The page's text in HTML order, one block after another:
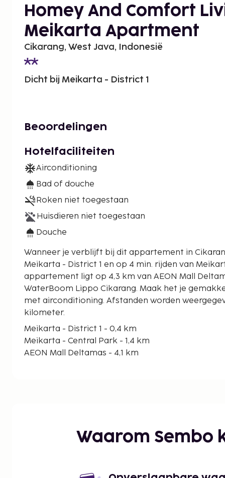
Homey And Comfort
Meikarta Apartment
Cikarang, West Java, Indonesië
Dicht bij Meikarta - District 1
Beoordelingen
Hotelfaciliteiten
Airconditioning
Bad of douche
Roken niet toegestaan
Huisdieren niet toegestaan
Douche
Wanneer je verblijft bij dit appartement in
Meikarta - District 1 en op 4 min. rijden van Meikarta
appartement ligt op 4,3 km van AEON Mall
WaterBoom Lippo Cikarang. Maak het je
met airconditioning. Afstanden worden
kilometer.
Meikarta - District 1 - 0,4 km
Meikarta - Central Park - 1,4 km
AEON Mall Deltamas - 4,1 km
President University - 8,7 km
Jababeka Golf & Country Club - 10,5 km
Waarom Sembo